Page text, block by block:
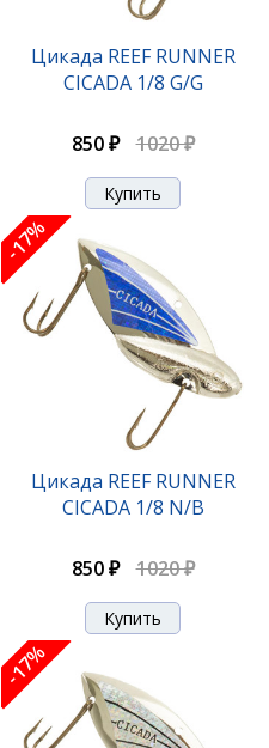
Цикада REEF RUNNER
CICADA 1/8 G/G
850 ₽ 1020 ₽
-17%
Цикада REEF RUNNER
CICADA 1/8 N/B
850 ₽ 1020 ₽
-17%